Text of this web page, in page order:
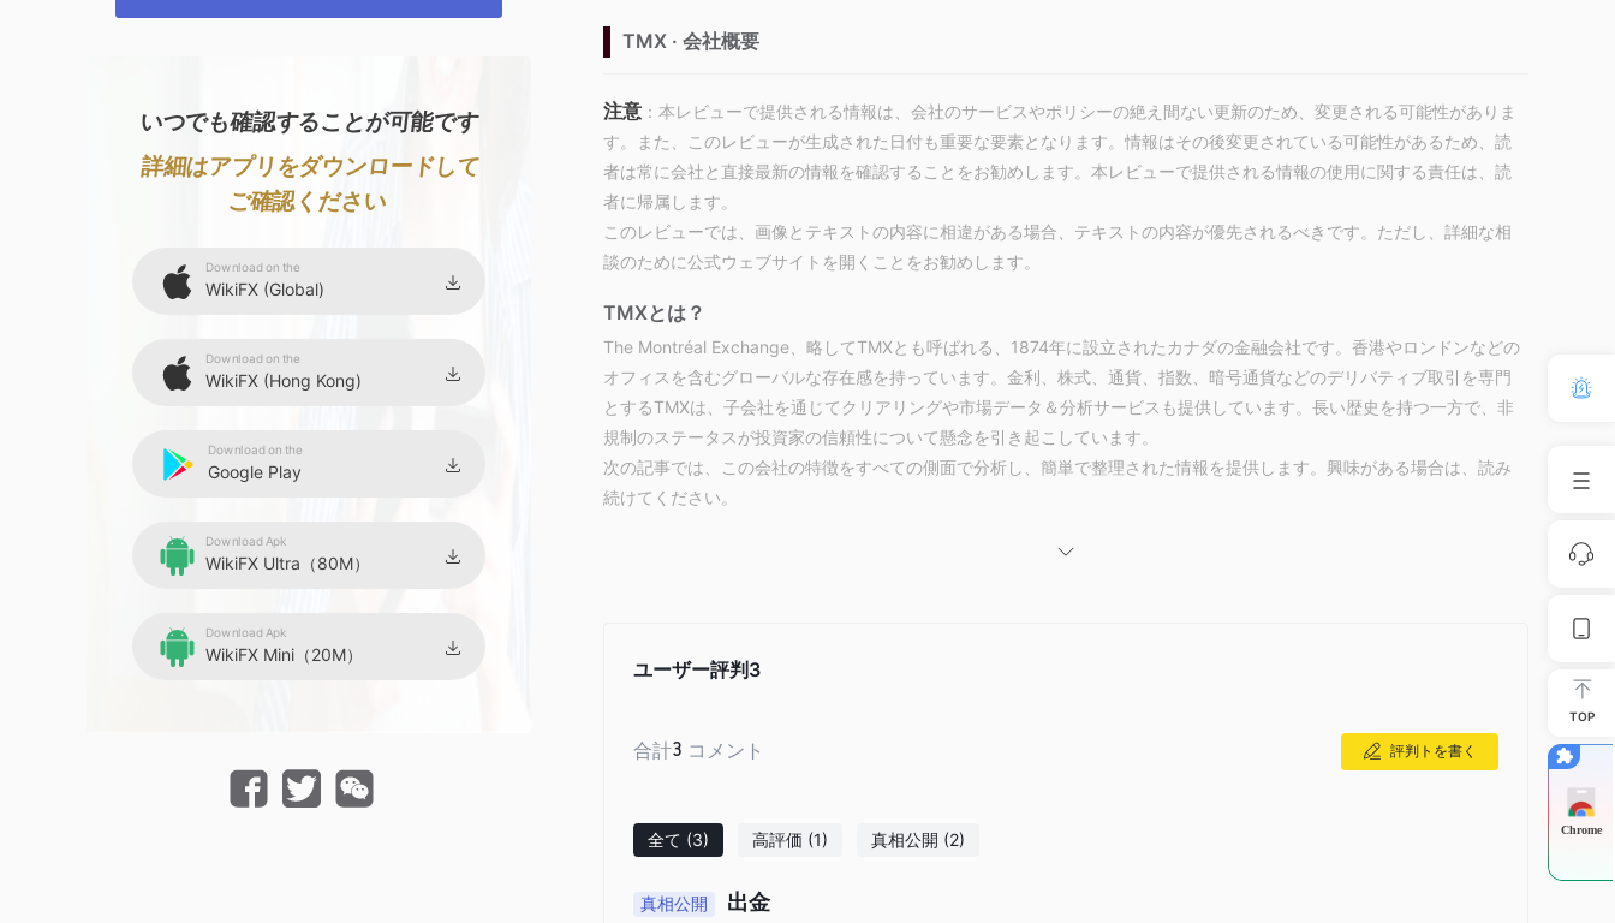
いつでも確認することが可能です
詳細はアプリをダウンロードして
ご確認ください
Download on the
WikiFX (Global)
Download on the
WikiFX (Hong Kong)
Download on the
Google Play
Download Apk
WikiFX Ultra（80M）
Download Apk
WikiFX Mini（20M）
TMX · 会社概要
注意 ：本レビューで提供される情報は、会社のサービスやポリシーの絶え間ない更新のため、変更される可能性がありま
す。また、このレビューが生成された日付も重要な要素となります。情報はその後変更されている可能性があるため、読
者は常に会社と直接最新の情報を確認することをお勧めします。本レビューで提供される情報の使用に関する責任は、読
者に帰属します。
このレビューでは、画像とテキストの内容に相違がある場合、テキストの内容が優先されるべきです。ただし、詳細な相
談のために公式ウェブサイトを開くことをお勧めします。
TMXとは？
The Montréal Exchange、略してTMXとも呼ばれる、1874年に設立されたカナダの金融会社です。香港やロンドンなどの
オフィスを含むグローバルな存在感を持っています。金利、株式、通貨、指数、暗号通貨などのデリバティブ取引を専門
とするTMXは、子会社を通じてクリアリングや市場データ＆分析サービスも提供しています。長い歴史を持つ一方で、非
規制のステータスが投資家の信頼性について懸念を引き起こしています。
次の記事では、この会社の特徴をすべての側面で分析し、簡単で整理された情報を提供します。興味がある場合は、読み
続けてください。
様化し、ユニークな投資機会にアクセスすることができます。
非規制のステータス
め、投資家に懸念を引き起こしています。
TMXは信頼できるか？
ユーザー評判 3
合計3 コメント 評判トを書く
全て (3) 高評価 (1) 真相公開 (2)
真相公開 出金
TOP
Chrome